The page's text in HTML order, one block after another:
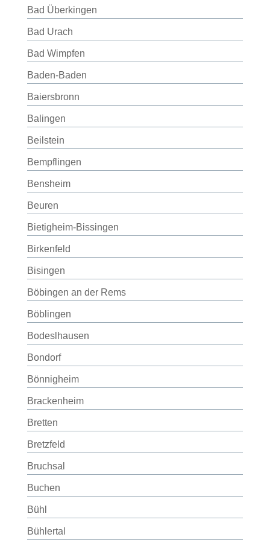
Bad Überkingen
Bad Urach
Bad Wimpfen
Baden-Baden
Baiersbronn
Balingen
Beilstein
Bempflingen
Bensheim
Beuren
Bietigheim-Bissingen
Birkenfeld
Bisingen
Böbingen an der Rems
Böblingen
Bodeslhausen
Bondorf
Bönnigheim
Brackenheim
Bretten
Bretzfeld
Bruchsal
Buchen
Bühl
Bühlertal